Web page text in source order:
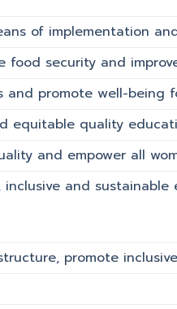
of implementation
food security and
and promote well-being
equitable quality
and empower all
inclusive and
promote